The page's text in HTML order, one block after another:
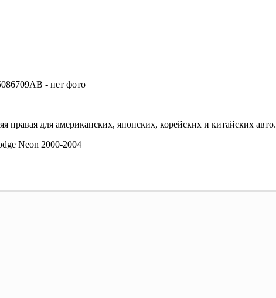
правая для американских, японских, корейских и китайских авто.
Neon 2000-2004